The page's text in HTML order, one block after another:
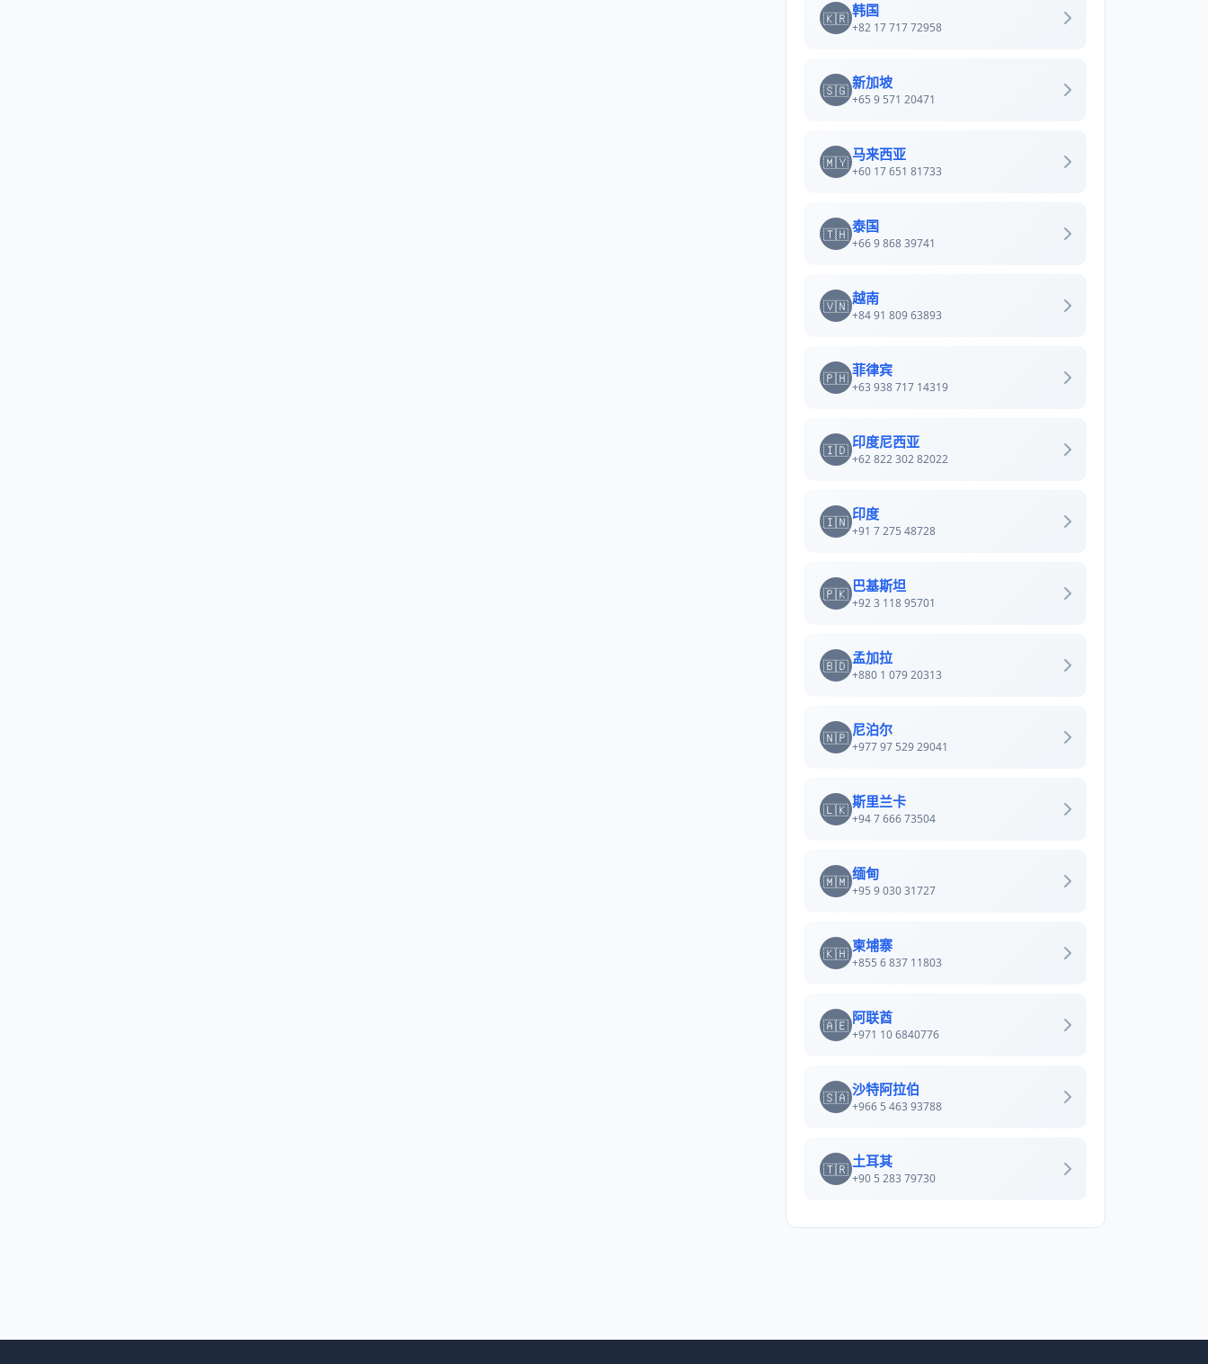
🇰🇷 韩国
+82 17 717 72958
🇸🇬 新加坡
+65 9 571 20471
🇲🇾 马来西亚
+60 17 651 81733
🇹🇭 泰国
+66 9 868 39741
🇻🇳 越南
+84 91 809 63893
🇵🇭 菲律宾
+63 938 717 14319
🇮🇩 印度尼西亚
+62 822 302 82022
🇮🇳 印度
+91 7 275 48728
🇵🇰 巴基斯坦
+92 3 118 95701
🇧🇩 孟加拉
+880 1 079 20313
🇳🇵 尼泊尔
+977 97 529 29041
🇱🇰 斯里兰卡
+94 7 666 73504
🇲🇲 缅甸
+95 9 030 31727
🇰🇭 柬埔寨
+855 6 837 11803
🇦🇪 阿联酋
+971 10 6840776
🇸🇦 沙特阿拉伯
+966 5 463 93788
🇹🇷 土耳其
+90 5 283 79730